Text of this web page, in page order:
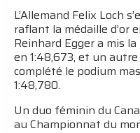
L’Allemand Felix Loch
raflant la médaille d’or
Reinhard Egger a mis
en 1:48,673, et un
complété le podium
1:48,780.
Un duo féminin du
au Championnat du